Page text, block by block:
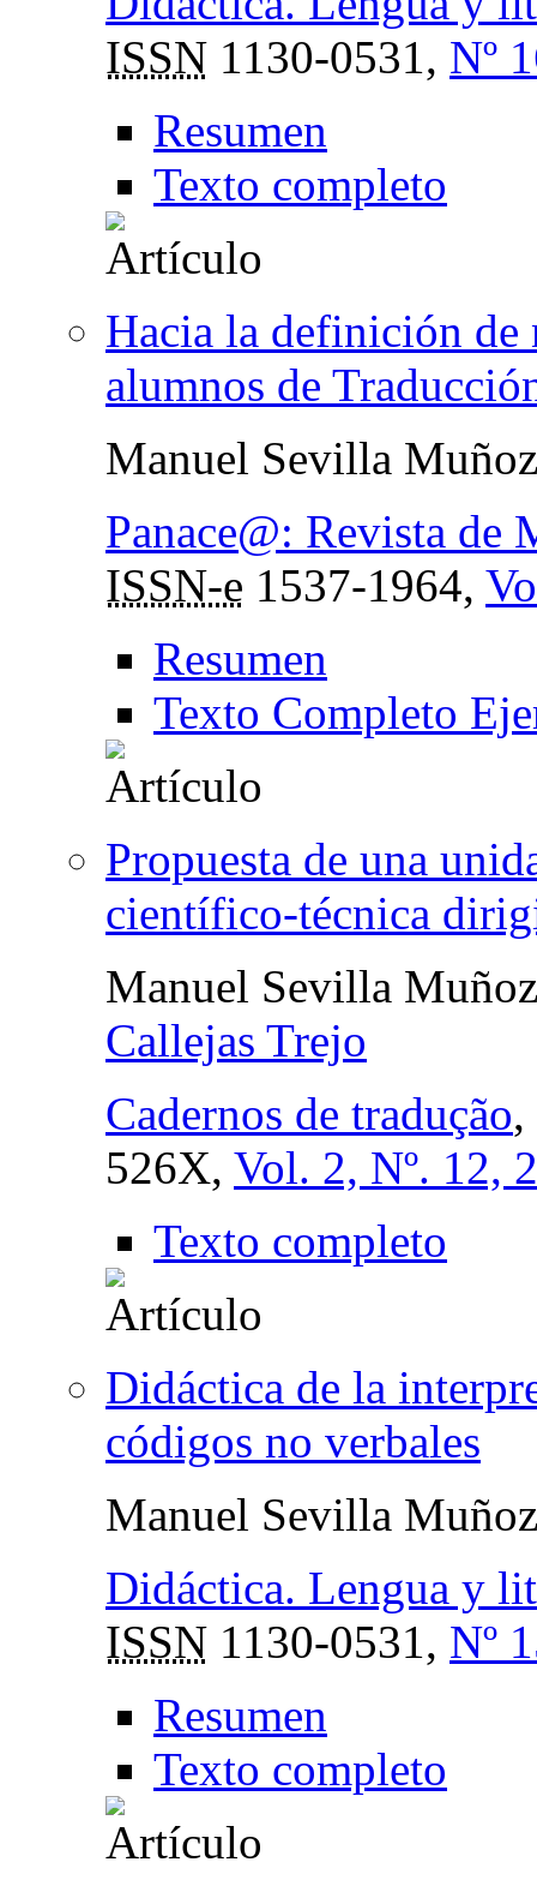
ISSN 1130-0531, Nº
Resumen
Texto completo
Hacia la definición de
alumnos de
Manuel Sevilla Muñoz
Panace@: Revista de
ISSN-e 1537-1964,
Resumen
Texto Completo
Propuesta de una
científico-técnica
Manuel Sevilla
Callejas Trejo
Cadernos de tradução,
526X, Vol. 2, Nº. 12,
Texto completo
Didáctica de la
códigos no verbales
Manuel Sevilla Muñoz
Didáctica. Lengua y
ISSN 1130-0531, Nº
Resumen
Texto completo